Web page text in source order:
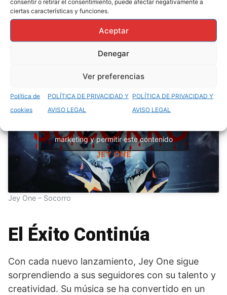
consentir o retirar el consentimiento, puede afectar negativamente a
ciertas características y funciones.
Aceptar
Denegar
Ver preferencias
Política de
cookies
POLÍTICA DE PRIVACIDAD Y
AVISO LEGAL
POLÍTICA DE PRIVACIDAD Y
AVISO LEGAL
llegar a nuevas audiencias, ampliando así su base
de seguidores.
Temas Pegado
marketing y permitir este contenido
Jey One – Socorro
El Éxito Continúa
Con cada nuevo lanzamiento, Jey One sigue
sorprendiendo a sus seguidores con su talento y
creatividad. Su música se ha convertido en un